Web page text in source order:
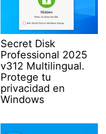
Secret Disk
Professional 2025
v312 Multilingual.
Protege tu
privacidad en
Windows